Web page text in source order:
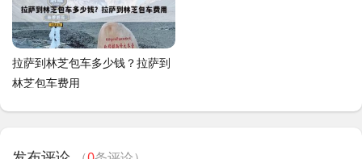
拉萨到林芝包车多少钱？拉萨到
林芝包车费用